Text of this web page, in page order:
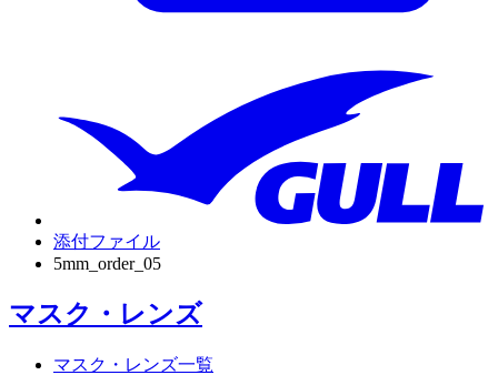
添付ファイル
5mm_order_05
マスク・レンズ
マスク・レンズ一覧